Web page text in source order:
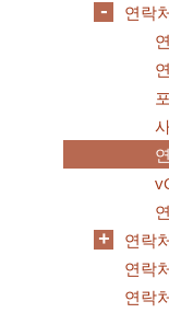
연락
연락
연락
연락